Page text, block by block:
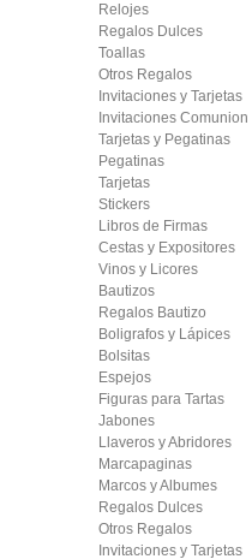
Relojes
Regalos Dulces
Toallas
Otros Regalos
Invitaciones y Tarjetas
Invitaciones Comunion
Tarjetas y Pegatinas
Pegatinas
Tarjetas
Stickers
Libros de Firmas
Cestas y Expositores
Vinos y Licores
Bautizos
Regalos Bautizo
Boligrafos y Lápices
Bolsitas
Espejos
Figuras para Tartas
Jabones
Llaveros y Abridores
Marcapaginas
Marcos y Albumes
Regalos Dulces
Otros Regalos
Invitaciones y Tarjetas